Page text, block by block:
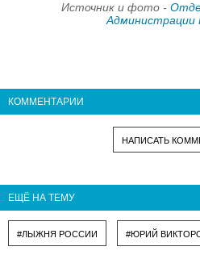
Источник и фото -
Администрации
КОММЕНТАРИИ
НАПИСАТЬ
ЕЩЁ НА ТЕМУ
#ЛЫЖНЯ РОССИИ #ЮРИЙ